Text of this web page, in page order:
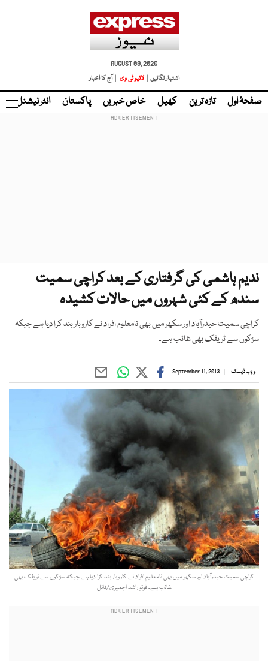
AUGUST 09, 2026
اشتہار لگائیں |
لائیو ٹی وی | آج کا اخبار
صفحۂ اول تازہ ترین کھیل خاص خبریں پاکستان انٹر نیشنل
ندیم ہاشمی کی گرفتاری کے بعد کراچی سمیت
سندھ کے کئی شہروں میں حالات کشیدہ
کراچی سمیت حیدرآباد اور سکھر میں بھی نامعلوم افراد نے کاروبار بند کرا دیا ہے جبکہ
سڑکوں سے ٹریفک بھی غائب ہے۔
ویب ڈیسک September 11, 2013
کراچی سمیت حیدرآباد اور سکھر میں بھی نامعلوم افراد نے کاروبار بند کرا دیا ہے جبکہ سڑکوں سے ٹریفک بھی
غائب ہے۔ فوٹو راشد اجمیری/فائل